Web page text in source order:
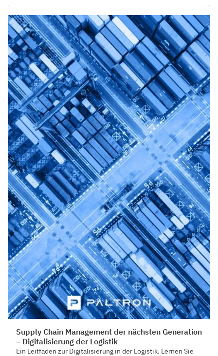
Supply Chain Management der nächsten Generation
– Digitalisierung der Logistik
Ein Leitfaden zur Digitalisierung in der Logistik. Lernen Sie